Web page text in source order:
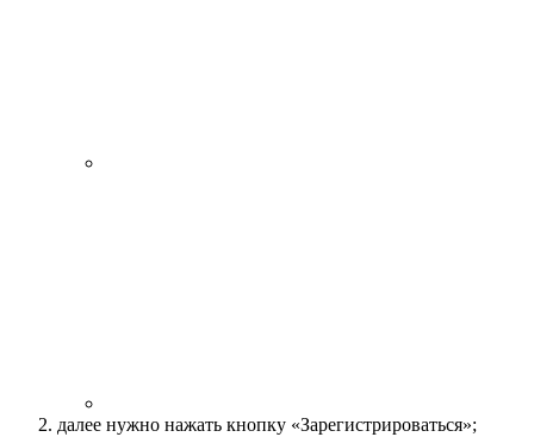
далее нужно нажать кнопку «Зарегистрироваться»;